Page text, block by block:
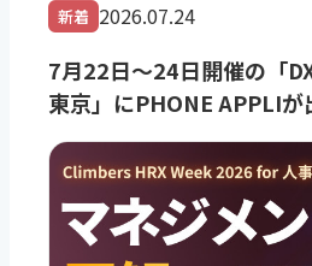
新着 2026.07.24
7月22日～24日開催の「
東京」にPHONE APPLIが